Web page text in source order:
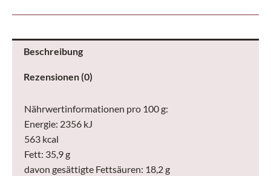
100
Menge
Beschreibung
Rezensionen (0)
Nährwertinformationen pro 100 g:
Energie: 2356 kJ
563 kcal
Fett: 35,9 g
davon gesättigte Fettsäuren: 18,2 g